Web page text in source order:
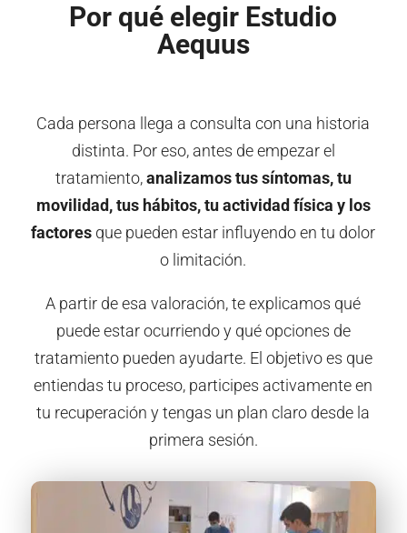
Por qué elegir Estudio
Aequus
Cada persona llega a consulta con una historia
distinta. Por eso, antes de empezar el
tratamiento,analizamos tus síntomas, tu
movilidad, tus hábitos, tu actividad física y los
factores que pueden estar influyendo en tu dolor
o limitación.
A partir de esa valoración, te explicamos qué
puede estar ocurriendo y qué opciones de
tratamiento pueden ayudarte. El objetivo es que
entiendas tu proceso, participes activamente en
tu recuperación y tengas un plan claro desde la
primera sesión.